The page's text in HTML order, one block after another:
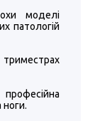
моделі
патологій
ноги.